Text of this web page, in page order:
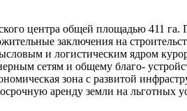
центра общей площадью 411 га.
заключения на
и логистическим ядром
сетям и общему благо-
зона с развитой
аренду земли на льготных